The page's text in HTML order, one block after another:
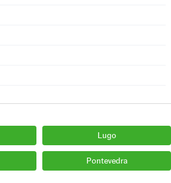
Lugo
Pontevedra